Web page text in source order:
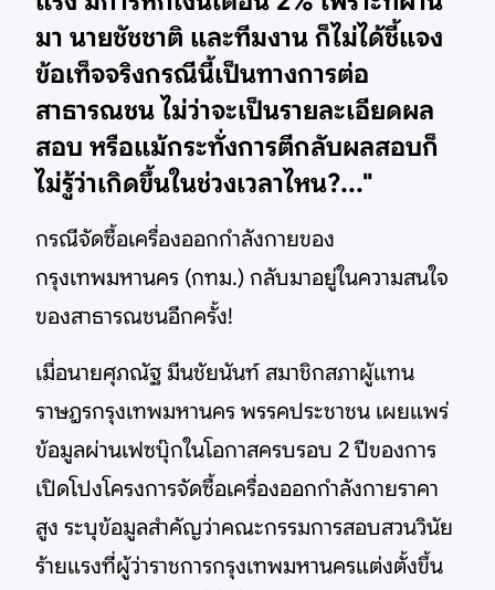
มา นายชัชชาติ และทีมงาน ก็ไม่ได้ชี้แจง
ข้อเท็จจริงกรณีนี้เป็นทางการต่อ
สาธารณชน ไม่ว่าจะเป็นรายละเอียดผล
สอบ หรือแม้กระทั่งการตีกลับผลสอบก็
ไม่รู้ว่าเกิดขึ้นในช่วงเวลาไหน?..."
กรณีจัดซื้อเครื่องออกกำลังกายของ
กรุงเทพมหานคร (กทม.) กลับมาอยู่ในความสนใจ
ของสาธารณชนอีกครั้ง!
เมื่อนายศุภณัฐ มีนชัยนันท์ สมาชิกสภาผู้แทน
ราษฎรกรุงเทพมหานคร พรรคประชาชน เผยแพร่
ข้อมูลผ่านเฟซบุ๊กในโอกาสครบรอบ 2 ปีของการ
เปิดโปงโครงการจัดซื้อเครื่องออกกำลังกายราคา
สูง ระบุข้อมูลสำคัญว่าคณะกรรมการสอบสวนวินัย
ร้ายแรงที่ผู้ว่าราชการกรุงเทพมหานครแต่งตั้งขึ้น